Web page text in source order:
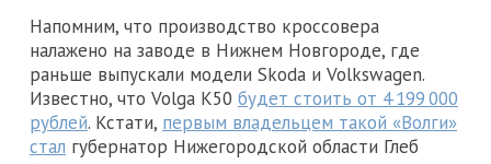
Напомним, что производство кроссовера
налажено на заводе в Нижнем Новгороде, где
раньше выпускали модели Skoda и Volkswagen.
Известно, что Volga K50 будет стоить от 4 199 000
рублей. Кстати, первым владельцем такой «Волги»
стал губернатор Нижегородской области Глеб